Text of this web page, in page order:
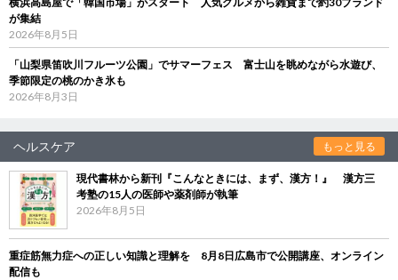
が集結
2026年8月5日
「山梨県笛吹川フルーツ公園」でサマーフェス 富士山を眺めながら水遊び、
季節限定の桃のかき氷も
2026年8月3日
ヘルスケア もっと見る
現代書林から新刊『こんなときには、まず、漢方！』 漢方三
考塾の15人の医師や薬剤師が執筆
2026年8月5日
重症筋無力症への正しい知識と理解を 8月8日広島市で公開講座、オンライン
配信も